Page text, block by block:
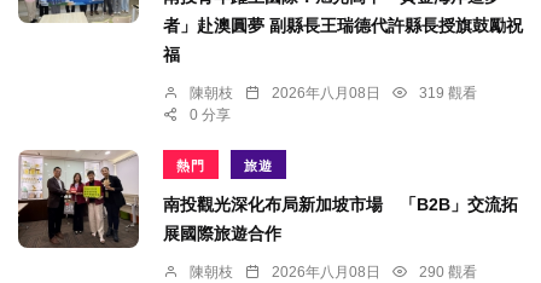
者」赴澳圓夢 副縣長王瑞德代許縣長授旗鼓勵祝
福
陳朝枝 2026年八月08日
319 觀看
0 分享
熱門 旅遊
南投觀光深化布局新加坡市場 「B2B」交流拓
展國際旅遊合作
陳朝枝 2026年八月08日
290 觀看